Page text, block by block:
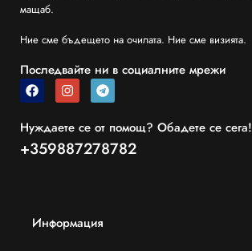
мащаб.
Ние сме бъдещето на очилата. Ние сме визията.
Последвайте ни в социалните мрежи
Нуждаете се от помощ? Обадете се сега!
+359887278782
Информация